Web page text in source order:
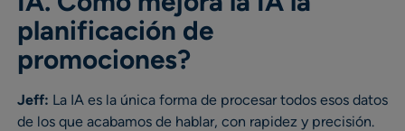
planificación de
promociones?
Jeff: La IA es la única forma de procesar todos esos datos
de los que acabamos de hablar, con rapidez y precisión.